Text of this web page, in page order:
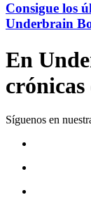
Consigue los
Underbrain
En
Síguenos en